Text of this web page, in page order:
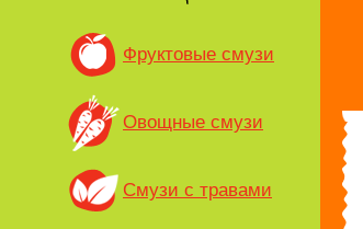
Фруктовые смузи
Овощные смузи
Смузи с травами